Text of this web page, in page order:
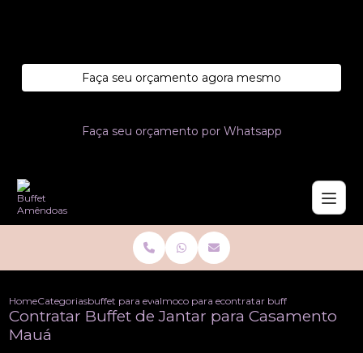
Faça seu orçamento agora mesmo
Faça seu orçamento por Whatsapp
HomeCategoriasbuffet para eventosalmoco para eventoscontratar buffet de jantar
Contratar Buffet de Jantar para Casamento
Mauá